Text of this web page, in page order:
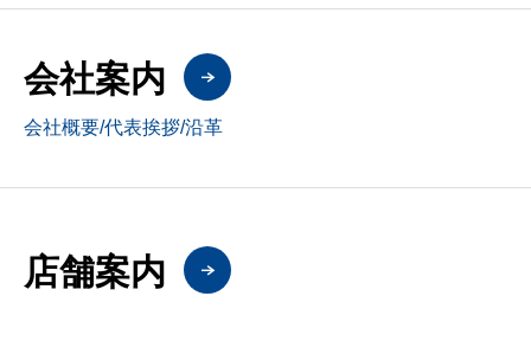
会社案内
会社概要/代表挨拶/沿革
店舗案内